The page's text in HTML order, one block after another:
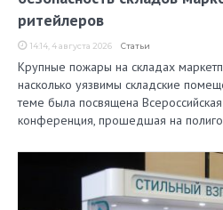
ритейлеров
14:14, 4 августа 2026 Статьи
Крупные пожары на складах
насколько уязвимы складские
теме была посвящена
конференция, прошедшая на